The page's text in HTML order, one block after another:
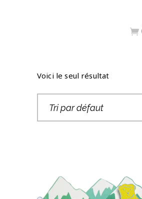
Voici le seul résultat
Tri par défaut